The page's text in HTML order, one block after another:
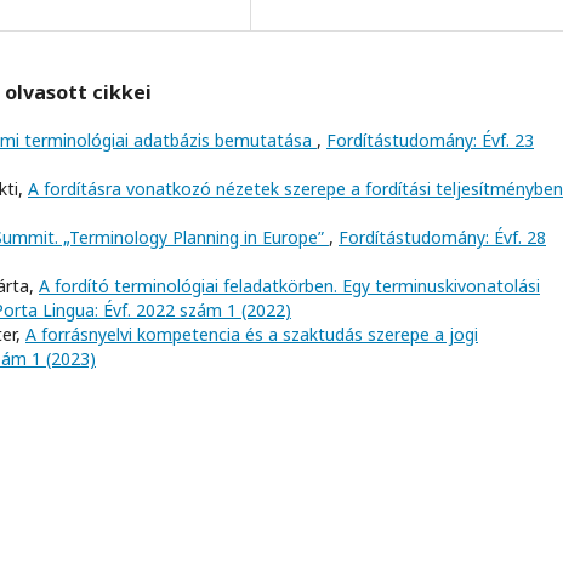
olvasott cikkei
terminológiai adatbázis bemutatása , Fordítástudomány: Évf. 23
A fordításra vonatkozó nézetek szerepe a fordítási teljesítményben
„Terminology Planning in Europe” , Fordítástudomány: Évf. 28
A fordító terminológiai feladatkörben. Egy terminuskivonatolási
Lingua: Évf. 2022 szám 1 (2022)
A forrásnyelvi kompetencia és a szaktudás szerepe a jogi
1 (2023)